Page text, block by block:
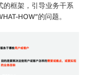
的框架，引导业务干系
HOW”的问题。